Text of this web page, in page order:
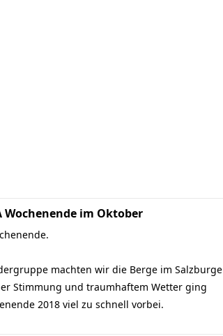
Wochenende im Oktober
machten wir die Berge im
Stimmung und traumhaftem Wetter ging
2018 viel zu schnell vorbei.